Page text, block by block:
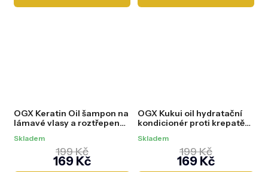
OGX Keratin Oil šampon na
lámavé vlasy a roztřepené
Skladem
169 Kč
199 Kč
OGX Kukui oil hydratační
kondicionér proti krepatění
Skladem
169 Kč
199 Kč